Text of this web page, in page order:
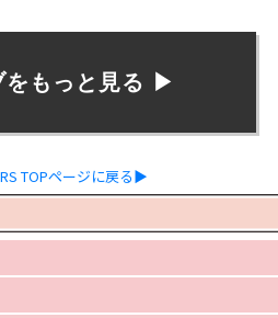
をもっと見る ▶︎
TOPページに戻る▶